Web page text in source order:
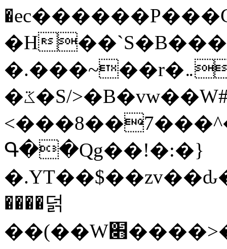
�H
�.���~��r�޼�}�܅�mؕWu���K}
�ػ�S/>�B�vw��W#�I��*]\W��)Ħ�1��fC}
Գ��Qg��!�:�}
����덝
��(��W׋����>��O>�d�%Y�@�@ڻ<�z{rc&׻��z�����AeK�^�����������˩t��=x~